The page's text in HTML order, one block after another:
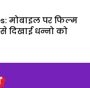
मोबाइल पर फिल्म
दिखाई धन्नो को